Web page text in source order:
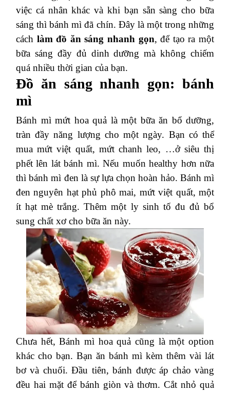
việc cá nhân khác và khi bạn sẵn sàng cho bữa
sáng thì bánh mì đã chín. Đây là một trong những
cách làm đồ ăn sáng nhanh gọn, để tạo ra một
bữa sáng đầy đủ dinh dưỡng mà không chiếm
quá nhiều thời gian của bạn.
Đồ ăn sáng nhanh gọn: bánh
mì
Bánh mì mứt hoa quả là một bữa ăn bổ dưỡng,
tràn đầy năng lượng cho một ngày. Bạn có thể
mua mứt việt quất, mứt chanh leo, …ở siêu thị
phết lên lát bánh mì. Nếu muốn healthy hơn nữa
thì bánh mì đen là sự lựa chọn hoàn hảo. Bánh mì
đen nguyên hạt phủ phô mai, mứt việt quất, một
ít hạt mè trắng. Thêm một ly sinh tố đu đủ bổ
sung chất xơ cho bữa ăn này.
Chưa hết, Bánh mì hoa quả cũng là một option
khác cho bạn. Bạn ăn bánh mì kèm thêm vài lát
bơ và chuối. Đầu tiên, bánh được áp chảo vàng
đều hai mặt để bánh giòn và thơm. Cắt nhỏ quả